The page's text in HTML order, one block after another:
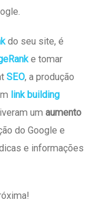
do seu site, é
e tomar
SEO, a produção
link building
um aumento
do Google e
e informações